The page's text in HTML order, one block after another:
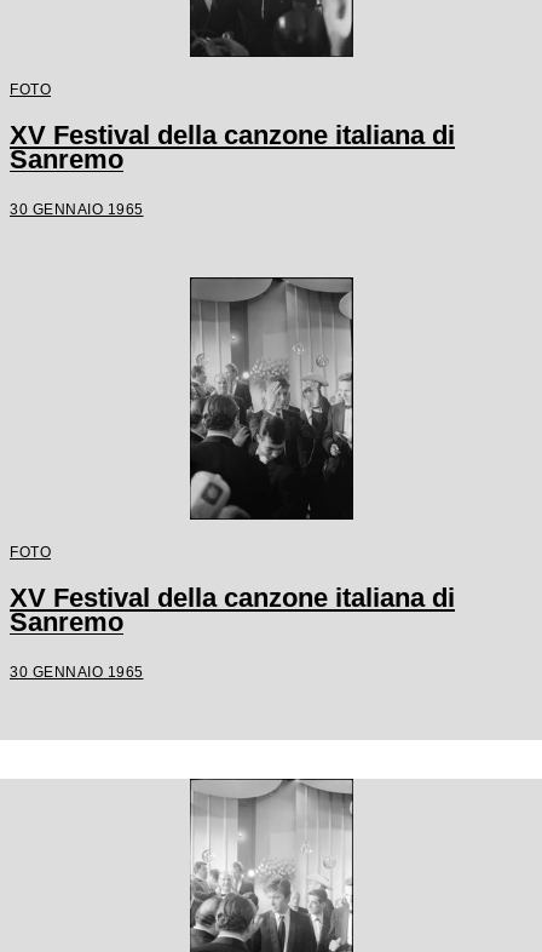
FOTO
XV Festival della canzone italiana di
Sanremo
30 GENNAIO 1965
FOTO
XV Festival della canzone italiana di
Sanremo
30 GENNAIO 1965